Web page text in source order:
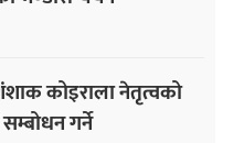
कोइराला नेतृत्वको
गर्ने